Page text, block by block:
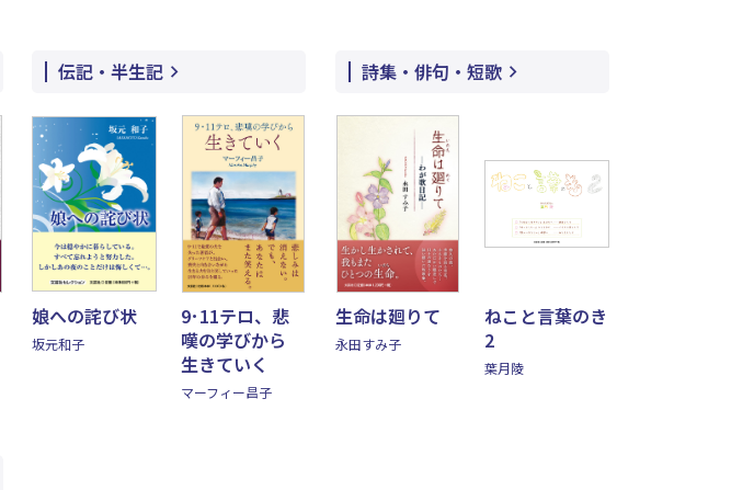
伝記・半生記
娘への詫び状
坂元和子
9･11テロ、悲
嘆の学びから
生きていく
マーフィー昌子
詩集・俳句・短歌
生命は廻りて
永田すみ子
ねこと言葉のき
2
葉月陵